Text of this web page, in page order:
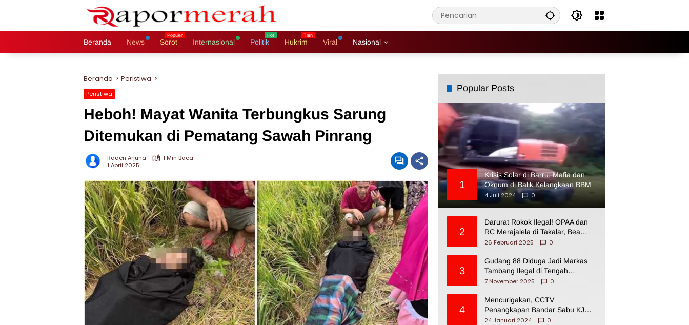
Beranda News Sorot Internasional Politik Hukrim Viral Nasional
Beranda Peristiwa
Peristiwa
Heboh! Mayat Wanita Terbungkus Sarung
Ditemukan di Pematang Sawah Pinrang
Raden Arjuna
1 Min Baca
1 April 2025
Popular Posts
1
Krisis Solar di Barru: Mafia dan
Oknum di Balik Kelangkaan BBM
4 Juli 2024
0
2
Darurat Rokok Ilegal! OPAA dan
RC Merajalela di Takalar, Bea
Cukai Impoten
26 Februari 2025 0
3
Gudang 88 Diduga Jadi Markas
Tambang Ilegal di Tengah
Permukiman Warga Makassar
7 November 2025 0
4
Mencurigakan, CCTV
Penangkapan Bandar Sabu KJ
Disita Oknum BNNP Sulsel
24 Januari 2024 0